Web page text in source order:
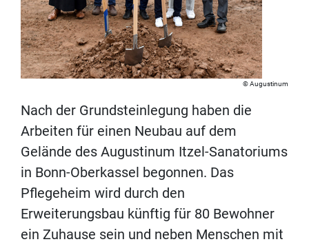
Augustinum
Nach der Grundsteinlegung haben die
Arbeiten für einen Neubau auf dem
Gelände des Augustinum Itzel-Sanatoriums
in Bonn-Oberkassel begonnen. Das
Pflegeheim wird durch den
Erweiterungsbau künftig für 80 Bewohner
ein Zuhause sein und neben Menschen mit